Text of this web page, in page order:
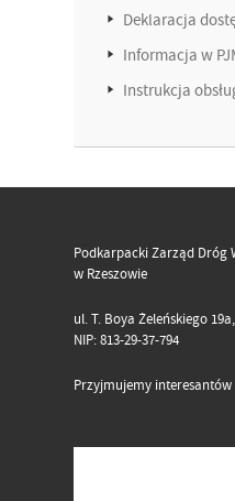
Deklaracja
Informacja w
Instrukcja
Podkarpacki Zarząd Dróg
w Rzeszowie
ul. T. Boya Żeleńskiego
NIP: 813-29-37-794
Przyjmujemy interesantów